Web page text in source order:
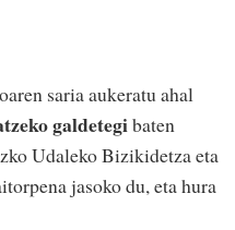
saria aukeratu ahal
galdetegibaten
Udaleko Bizikidetza eta
jasoko du, eta hura